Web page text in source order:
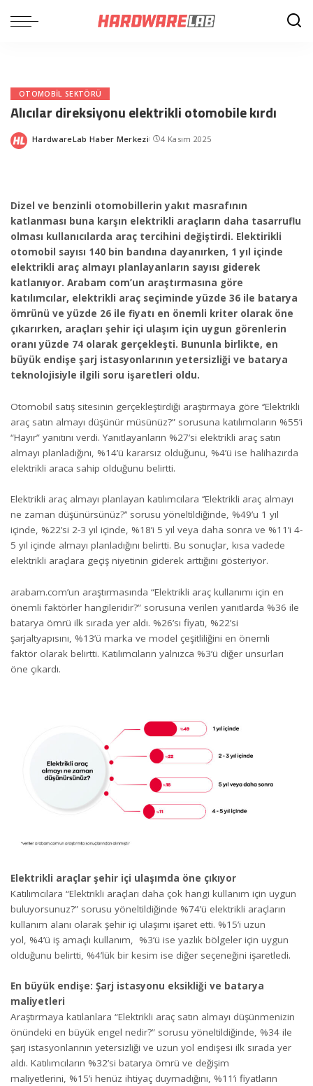
OTOMOBIL SEKTÖRÜ
Alıcılar direksiyonu elektrikli otomobile kırdı
Posted
HardwareLab Haber Merkezi 4 Kasım 2025
Dizel ve benzinli otomobillerin yakıt masrafının
katlanması buna karşın elektrikli araçların daha tasarruflu
olması kullanıcılarda araç tercihini değiştirdi. Elektirikli
otomobil sayısı 140 bin bandına dayanırken, 1 yıl içinde
elektrikli araç almayı planlayanların sayısı giderek
katlanıyor. Arabam com’un araştırmasına göre
katılımcılar, elektrikli araç seçiminde yüzde 36 ile batarya
ömrünü ve yüzde 26 ile fiyatı en önemli kriter olarak öne
çıkarırken, araçları şehir içi ulaşım için uygun görenlerin
oranı yüzde 74 olarak gerçekleşti. Bununla birlikte, en
büyük endişe şarj istasyonlarının yetersizliği ve batarya
teknolojisiyle ilgili soru işaretleri oldu.
Otomobil satış sitesinin gerçekleştirdiği araştırmaya göre ‘’Elektrikli
araç satın almayı düşünür müsünüz?” sorusuna katılımcıların %55’i
“Hayır” yanıtını verdi. Yanıtlayanların %27’si elektrikli araç satın
almayı planladığını, %14’ü kararsız olduğunu, %4’ü ise halihazırda
elektrikli araca sahip olduğunu belirtti.
Elektrikli araç almayı planlayan katılımcılara ‘’Elektrikli araç almayı
ne zaman düşünürsünüz?’’ sorusu yöneltildiğinde, %49’u 1 yıl
içinde, %22’si 2-3 yıl içinde, %18’i 5 yıl veya daha sonra ve %11’i 4-
5 yıl içinde almayı planladığını belirtti. Bu sonuçlar, kısa vadede
elektrikli araçlara geçiş niyetinin giderek arttığını gösteriyor.
arabam.com’un araştırmasında “Elektrikli araç kullanımı için en
önemli faktörler hangileridir?” sorusuna verilen yanıtlarda %36 ile
batarya ömrü ilk sırada yer aldı. %26’sı fiyatı, %22’si
şarjaltyapısını, %13’ü marka ve model çeşitliliğini en önemli
faktör olarak belirtti. Katılımcıların yalnızca %3’ü diğer unsurları
öne çıkardı.
Elektrikli araçlar şehir içi ulaşımda öne çıkıyor
Katılımcılara “Elektrikli araçları daha çok hangi kullanım için uygun
buluyorsunuz?” sorusu yöneltildiğinde %74’ü elektrikli araçların
kullanım alanı olarak şehir içi ulaşımı işaret etti. %15’i uzun
yol, %4’ü iş amaçlı kullanım, %3’ü ise yazlık bölgeler için uygun
olduğunu belirtti, %4’lük bir kesim ise diğer seçeneğini işaretledi.
En büyük endişe: Şarj istasyonu eksikliği ve batarya
maliyetleri
Araştırmaya katılanlara “Elektrikli araç satın almayı düşünmenizin
önündeki en büyük engel nedir?” sorusu yöneltildiğinde, %34 ile
şarj istasyonlarının yetersizliği ve uzun yol endişesi ilk sırada yer
aldı. Katılımcıların %32’si batarya ömrü ve değişim
maliyetlerini, %15’i henüz ihtiyaç duymadığını, %11’i fiyatların